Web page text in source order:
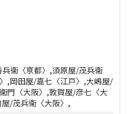
衞〈亰都〉,須原屋/茂兵衞
,岡田屋/嘉七〈江戸〉,大嶋屋/
門〈大阪〉,敦賀屋/彦七〈大
/茂兵衞〈大阪〉,